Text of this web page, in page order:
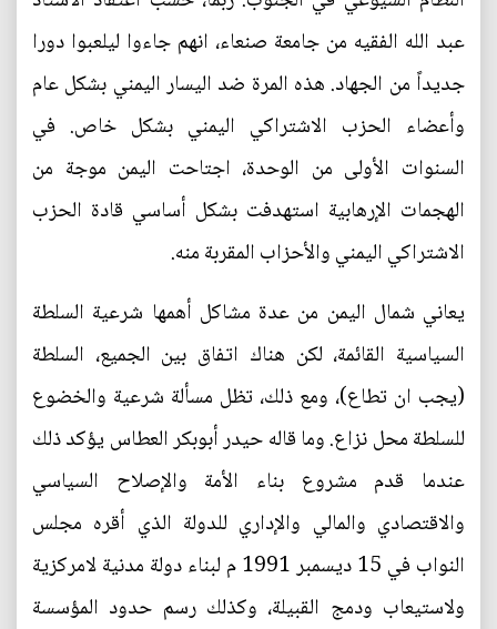
عبد الله الفقيه من جامعة صنعاء، انهم جاءوا ليلعبوا دورا
جديداً من الجهاد. هذه المرة ضد اليسار اليمني بشكل عام
وأعضاء الحزب الاشتراكي اليمني بشكل خاص. في
السنوات الأولى من الوحدة، اجتاحت اليمن موجة من
الهجمات الإرهابية استهدفت بشكل أساسي قادة الحزب
الاشتراكي اليمني والأحزاب المقربة منه.
يعاني شمال اليمن من عدة مشاكل أهمها شرعية السلطة
السياسية القائمة، لكن هناك اتفاق بين الجميع، السلطة
(يجب ان تطاع)، ومع ذلك، تظل مسألة شرعية والخضوع
للسلطة محل نزاع. وما قاله حيدر أبوبكر العطاس يؤكد ذلك
عندما قدم مشروع بناء الأمة والإصلاح السياسي
والاقتصادي والمالي والإداري للدولة الذي أقره مجلس
النواب في 15 ديسمبر 1991 م لبناء دولة مدنية لامركزية
ولاستيعاب ودمج القبيلة، وكذلك رسم حدود المؤسسة